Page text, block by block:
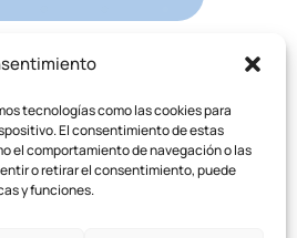
tecnologías como las cookies para
El consentimiento de estas
el comportamiento de navegación o las
o retirar el consentimiento, puede
y funciones.